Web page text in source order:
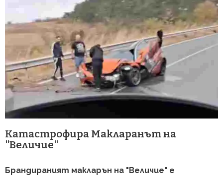
Катастрофира Макларанът на
"Величие"
Брандираният макларън на "Величие" е